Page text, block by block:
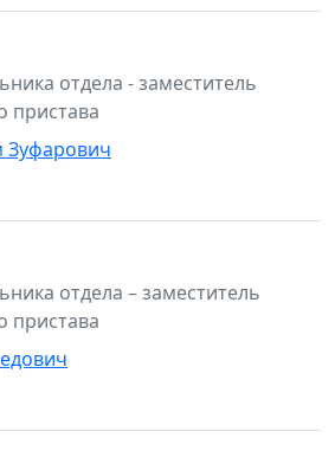
отдела - заместитель
пристава
отдела – заместитель
пристава